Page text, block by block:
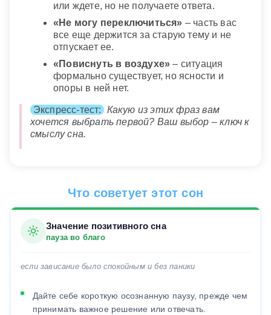
или ждете, но не получаете ответа.
«Не могу переключиться» – часть вас
все еще держится за старую тему и не
отпускает ее.
«Повиснуть в воздухе» – ситуация
формально существует, но ясности и
опоры в ней нет.
Экспресс-тест:
Какую из этих фраз вам
хочется выбрать первой? Ваш выбор – ключ к
смыслу сна.
Что советует этот сон
Значение позитивного сна
пауза во благо
если зависание было спокойным и без паники
Дайте себе короткую осознанную паузу, прежде чем
принимать важное решение или отвечать.